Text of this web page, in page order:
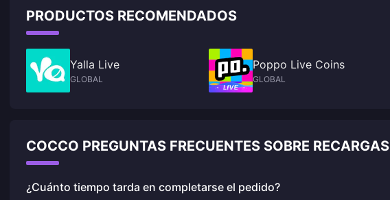
PRODUCTOS RECOMENDADOS
Yalla Live
GLOBAL
Poppo Live Coins
GLOBAL
COCCO PREGUNTAS FRECUENTES SOBRE RECARGAS
¿Cuánto tiempo tarda en completarse el pedido?